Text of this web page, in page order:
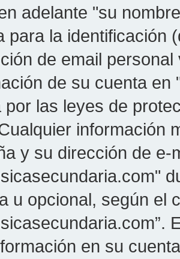
adelante "su
para la identificación
de email
de su cuenta
por las leyes de
información
y su dirección de e-
u opcional, según el
en su